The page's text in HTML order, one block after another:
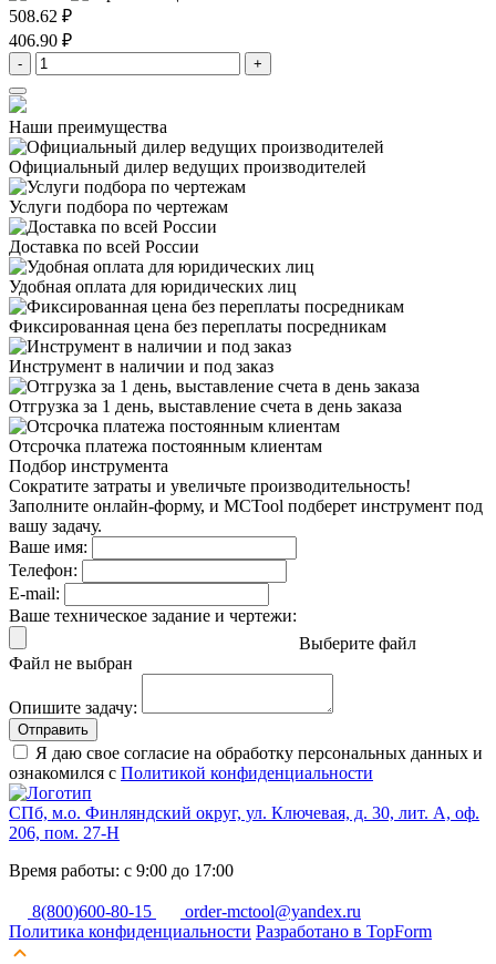
508.62 ₽
406.90 ₽
- +
Наши преимущества
Официальный дилер ведущих производителей
Услуги подбора по чертежам
Доставка по всей России
Удобная оплата для юридических лиц
Фиксированная цена без переплаты посредникам
Инструмент в наличии и под заказ
Отгрузка за 1 день, выставление счета в день заказа
Отсрочка платежа постоянным клиентам
Подбор инструмента
Сократите затраты и увеличьте производительность!
Заполните онлайн-форму, и MCTool подберет инструмент под
вашу задачу.
Ваше имя:
Телефон:
E-mail:
Ваше техническое задание и чертежи:
Выберите файл
Файл не выбран
Опишите задачу:
Отправить
Я даю свое согласие на обработку персональных данных и
ознакомился с Политикой конфиденциальности
СПб, м.о. Финляндский округ, ул. Ключевая, д. 30, лит. А, оф.
206, пом. 27-Н
Время работы: с 9:00 до 17:00
8(800)600-80-15
order-mctool@yandex.ru
Политика конфиденциальности Разработано в TopForm